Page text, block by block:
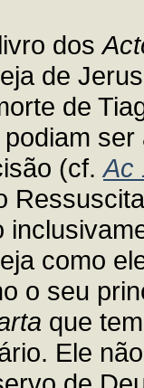
dos
de
de
(cf. Ac
como
o seu
que
Ele